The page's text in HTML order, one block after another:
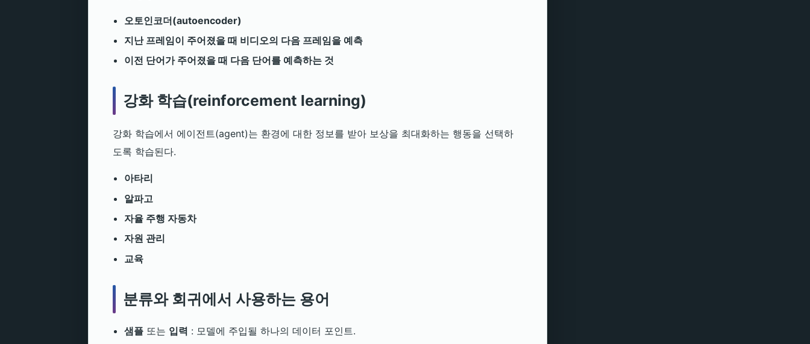
오토인코더(autoencoder)
지난 프레임이 주어졌을 때 비디오의 다음 프레임을 예측
이전 단어가 주어졌을 때 다음 단어를 예측하는 것
강화 학습(reinforcement learning)
강화 학습에서 에이전트(agent)는 환경에 대한 정보를 받아 보상을 최대화하는 행동을 선택하
도록 학습된다.
아타리
알파고
자율 주행 자동차
자원 관리
교육
분류와 회귀에서 사용하는 용어
샘플 또는 입력 : 모델에 주입될 하나의 데이터 포인트.